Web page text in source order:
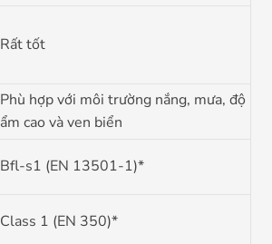
Rất tốt
Phù hợp với môi trường nắng, mưa, độ
ẩm cao và ven biển
Bfl-s1 (EN 13501-1)*
Class 1 (EN 350)*